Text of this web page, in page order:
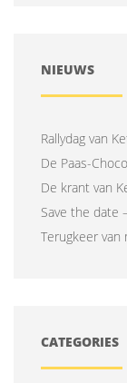
NIEUWS
Rallydag van
De Paas-
De krant van
Save the date
Terugkeer van
CATEGORIES